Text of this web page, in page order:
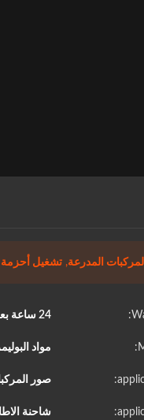
المدرعة,تشغيل أحزمة
24 ساعة بعد البيع
مواد
صور
شاحنة